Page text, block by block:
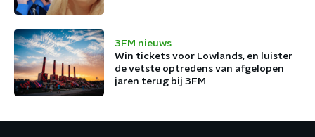
3FM nieuws
Win tickets voor Lowlands, en luister
de vetste optredens van afgelopen
jaren terug bij 3FM